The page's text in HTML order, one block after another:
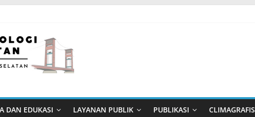
DAN EDUKASI LAYANAN PUBLIK PUBLIKASI CLIMAGRAFIS